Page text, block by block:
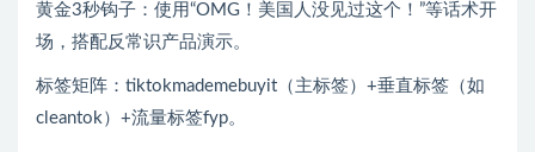
黄金3秒钩子：使用“OMG！美国人没见过这个！”等话术开
场，搭配反常识产品演示。
标签矩阵：tiktokmademebuyit（主标签）+垂直标签（如
cleantok）+流量标签fyp。